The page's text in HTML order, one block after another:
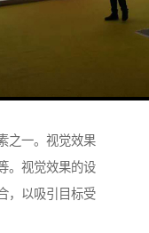
之一。视觉效果
。视觉效果的设
，以吸引目标受